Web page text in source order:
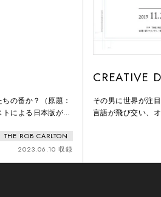
の番か？（原題：
による日本版が上
。おかしい。聞こ
ない。代わりに聞こ
らも拾わぬ微かな
THE ROB CARLTON
2023.06.10 収録
CREATIVE
その男に世界が注
言語が飛び交い、
ティブ・ディレク